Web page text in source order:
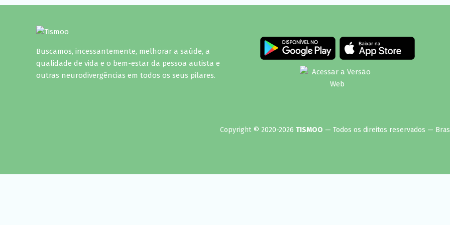
Buscamos, incessantemente, melhorar a saúde, a
qualidade de vida e o bem-estar da pessoa autista e
outras neurodivergências em todos os seus pilares.
Copyright © 2020-2026 TISMOO — Todos os direitos reservados —